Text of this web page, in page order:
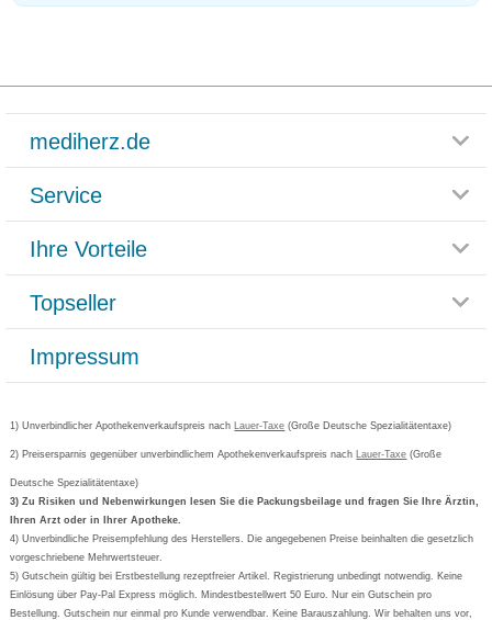
mediherz.de
Glossar
Häufig gestellte Fragen
Datenschutz
AGB
Cookie-Einstellungen
Vertrag widerrufen
Service
Rücksendemöglichkeit
Paketlieferstatus
Versandkosten
Bestellschein ausfüllen
Newsletteranmeldung
Ihre Vorteile
Rezeptlieferung
Bonusprogramm
Gutschein und Rabatte
Kundenbewertung
Topseller
Grippostad
Bepanthen
Formoline
Wick
Eucerin
Basica
Impressum
1) Unverbindlicher Apothekenverkaufspreis nach Lauer-Taxe (Große Deutsche Spezialitätentaxe)
2) Preisersparnis gegenüber unverbindlichem Apothekenverkaufspreis nach Lauer-Taxe (Große
Deutsche Spezialitätentaxe)
3) Zu Risiken und Nebenwirkungen lesen Sie die Packungsbeilage und fragen Sie Ihre Ärztin,
Ihren Arzt oder in Ihrer Apotheke.
4) Unverbindliche Preisempfehlung des Herstellers. Die angegebenen Preise beinhalten die gesetzlich
vorgeschriebene Mehrwertsteuer.
5) Gutschein gültig bei Erstbestellung rezeptfreier Artikel. Registrierung unbedingt notwendig. Keine
Einlösung über Pay-Pal Express möglich. Mindestbestellwert 50 Euro. Nur ein Gutschein pro
Bestellung. Gutschein nur einmal pro Kunde verwendbar. Keine Barauszahlung. Wir behalten uns vor,